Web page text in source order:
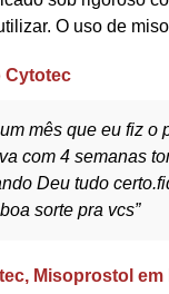
O uso de
Cytotec
mês que eu fiz
com 4 semanas
Deu tudo
sorte pra vcs”
Misoprostol em